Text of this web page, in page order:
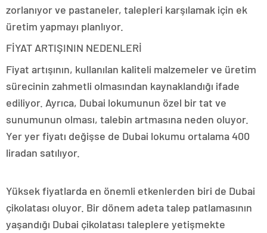
zorlanıyor ve pastaneler, talepleri karşılamak için ek
üretim yapmayı planlıyor.
FİYAT ARTIŞININ NEDENLERİ
Fiyat artışının, kullanılan kaliteli malzemeler ve üretim
sürecinin zahmetli olmasından kaynaklandığı ifade
ediliyor. Ayrıca, Dubai lokumunun özel bir tat ve
sunumunun olması, talebin artmasına neden oluyor.
Yer yer fiyatı değişse de Dubai lokumu ortalama 400
liradan satılıyor.
Yüksek fiyatlarda en önemli etkenlerden biri de Dubai
çikolatası oluyor. Bir dönem adeta talep patlamasının
yaşandığı Dubai çikolatası taleplere yetişmekte